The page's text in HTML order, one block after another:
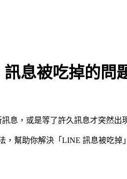
息被吃掉的問
息，或是等了許久訊息才突然出
幫助你解決「LINE 訊息被吃掉